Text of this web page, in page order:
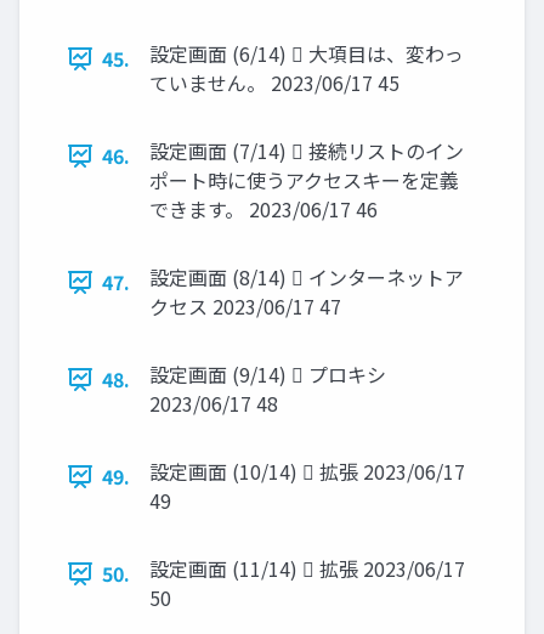
45.
設定画面 (6/14)  大項目は、変わっ
ていません。 2023/06/17 45
46.
設定画面 (7/14)  接続リストのイン
ポート時に使うアクセスキーを定義
できます。 2023/06/17 46
47.
設定画面 (8/14)  インターネットア
クセス 2023/06/17 47
48.
設定画面 (9/14)  プロキシ
2023/06/17 48
49.
設定画面 (10/14)  拡張 2023/06/17
49
50.
設定画面 (11/14)  拡張 2023/06/17
50